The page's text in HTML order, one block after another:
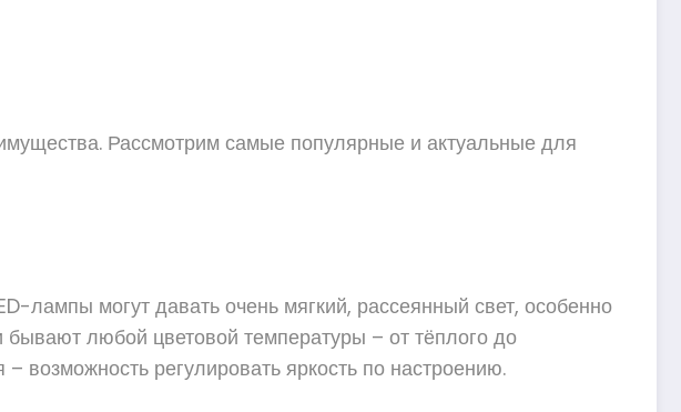
Рассмотрим самые популярные и актуальные для
лампы могут давать очень мягкий, рассеянный свет, особенно
любой цветовой температуры – от тёплого до
регулировать яркость по настроению.